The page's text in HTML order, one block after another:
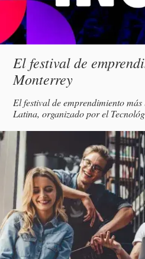
Subtítulo
El festival de
Monterrey
Descripción
El festival de emprendimiento
Latina, organizado por el